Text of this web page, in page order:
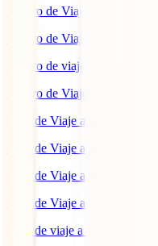
Seguro de Viaje a Tailandia
Seguro de Viaje a China
Seguro de viaje a República
Seguro de Viaje a Colombia
Guía de Viaje a Estados
Guía de Viaje a México
Guía de Viaje a Marruecos
Guía de Viaje a Cuba
Guía de viaje a Indonesia